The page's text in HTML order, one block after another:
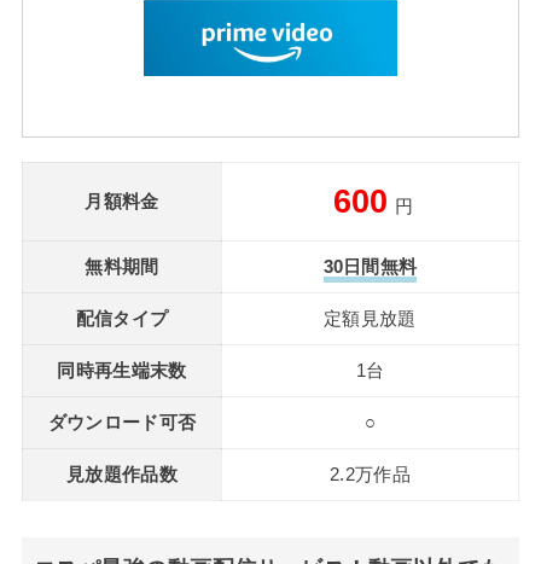
月額料金 600 円
無料期間 30日間無料
配信タイプ 定額見放題
同時再生端末数 1台
ダウンロード可否 ○
見放題作品数 2.2万作品